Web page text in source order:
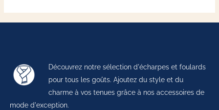
Découvrez notre sélection d'écharpes et foulards
pour tous les goûts. Ajoutez du style et du
charme à vos tenues grâce à nos accessoires de
mode d'exception.